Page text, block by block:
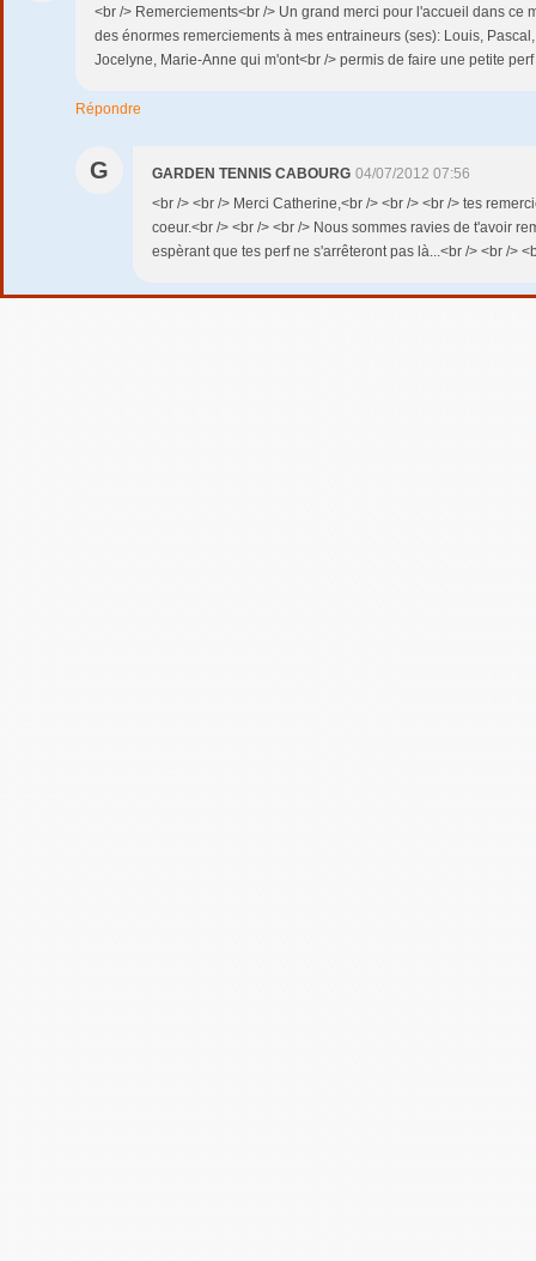
<br /> Remerciements<br /> Un grand merci pour l'accueil dans ce
des énormes remerciements à mes entraineurs (ses): Louis,
Jocelyne, Marie-Anne qui m'ont<br /> permis de faire une petite
Répondre
G GARDEN TENNIS CABOURG 04/07/2012 07:56
<br /> <br /> Merci Catherine,<br /> <br /> <br /> tes
coeur.<br /> <br /> <br /> Nous sommes ravies de t'avoir
espèrant que tes perf ne s'arrêteront pas là...<br /> <br />